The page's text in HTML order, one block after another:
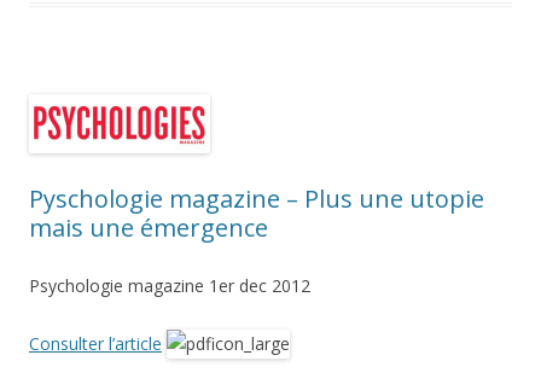
Pyschologie magazine – Plus une utopie
mais une émergence
Psychologie magazine 1er dec 2012
Consulter l’article